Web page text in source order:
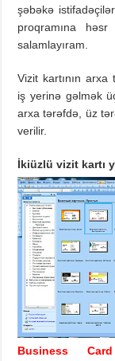
şəbəkə
proqramına
salamlayıram.
Vizit kartının
iş yerinə gəlmək
arxa tərəfdə, üz
verilir.
İkiüzlü vizit kartı
Business